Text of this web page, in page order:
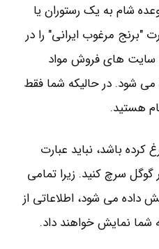
شام به یک رستوران یا
"برنج مرغوب ایرانی" را در
سایت های فروش مواد
شود. در حالیکه شما فقط
هستید.
کرده باشد، نباید عبارت
گوگل سرچ کنید. زیرا تمامی
داده می شود، اطلاعاتی از
شما نمایش خواهند داد.